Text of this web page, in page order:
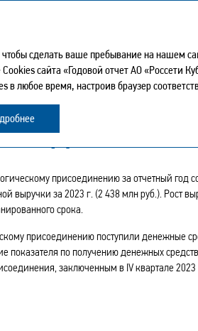
присоединению за отчетный
выручки за 2023 г. (2 438 млн руб.). Рост
срока.
присоединению поступили денежные
показателя по получению денежных
заключенным в IV квартале
сделать ваше пребывание на нашем
сайта «Годовой отчет АО
в любое время, настроив браузер